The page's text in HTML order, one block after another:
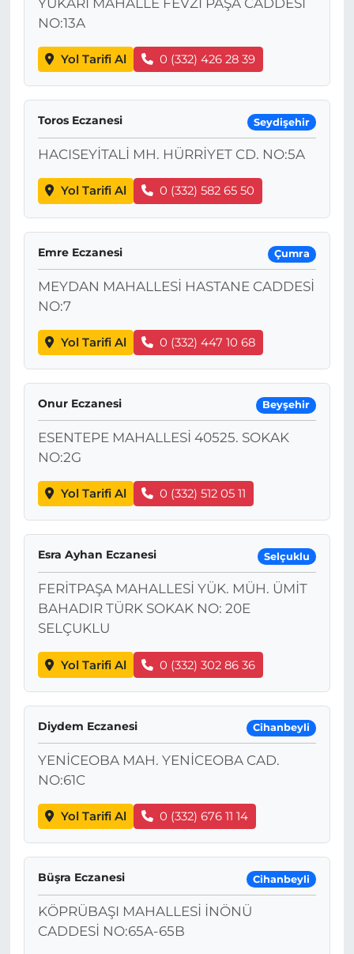
NO:13A
Yol Tarifi Al 0 (332) 426 28 39
Toros Eczanesi Seydişehir
HACISEYİTALİ MH. HÜRRİYET CD. NO:5A
Yol Tarifi Al 0 (332) 582 65 50
Emre Eczanesi Çumra
MEYDAN MAHALLESİ HASTANE CADDESİ
NO:7
Yol Tarifi Al 0 (332) 447 10 68
Onur Eczanesi Beyşehir
ESENTEPE MAHALLESİ 40525. SOKAK
NO:2G
Yol Tarifi Al 0 (332) 512 05 11
Esra Ayhan Eczanesi Selçuklu
FERİTPAŞA MAHALLESİ YÜK. MÜH. ÜMİT
BAHADIR TÜRK SOKAK NO: 20E
SELÇUKLU
Yol Tarifi Al 0 (332) 302 86 36
Diydem Eczanesi Cihanbeyli
YENİCEOBA MAH. YENİCEOBA CAD.
NO:61C
Yol Tarifi Al 0 (332) 676 11 14
Büşra Eczanesi Cihanbeyli
KÖPRÜBAŞI MAHALLESİ İNÖNÜ
CADDESİ NO:65A-65B